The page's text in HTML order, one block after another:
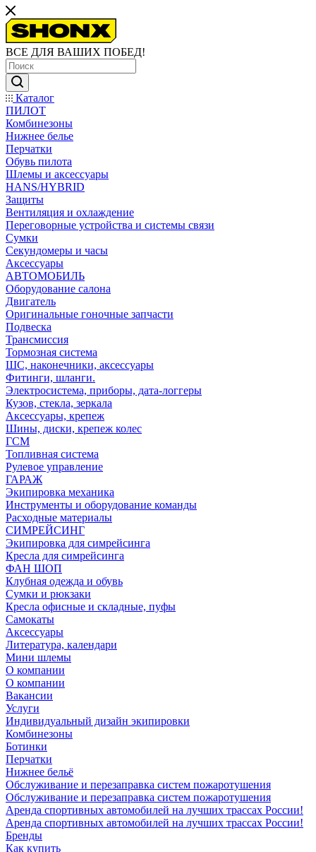
ВСЕ ДЛЯ ВАШИХ ПОБЕД!
Каталог
ПИЛОТ
Комбинезоны
Нижнее белье
Перчатки
Обувь пилота
Шлемы и аксессуары
HANS/HYBRID
Защиты
Вентиляция и охлаждение
Переговорные устройства и системы связи
Сумки
Секундомеры и часы
Аксессуары
АВТОМОБИЛЬ
Оборудование салона
Двигатель
Оригинальные гоночные запчасти
Подвеска
Трансмиссия
Тормозная система
ШС, наконечники, аксессуары
Фитинги, шланги.
Электросистема, приборы, дата-логгеры
Кузов, стекла, зеркала
Аксессуары, крепеж
Шины, диски, крепеж колес
ГСМ
Топливная система
Рулевое управление
ГАРАЖ
Экипировка механика
Инструменты и оборудование команды
Расходные материалы
СИМРЕЙСИНГ
Экипировка для симрейсинга
Кресла для симрейсинга
ФАН ШОП
Клубная одежда и обувь
Сумки и рюкзаки
Кресла офисные и складные, пуфы
Самокаты
Аксессуары
Литература, календари
Мини шлемы
О компании
О компании
Вакансии
Услуги
Индивидуальный дизайн экипировки
Комбинезоны
Ботинки
Перчатки
Нижнее бельё
Обслуживание и перезаправка систем пожаротушения
Обслуживание и перезаправка систем пожаротушения
Аренда спортивных автомобилей на лучших трассах России!
Аренда спортивных автомобилей на лучших трассах России!
Бренды
Как купить